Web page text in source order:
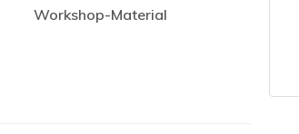
Workshop-Material